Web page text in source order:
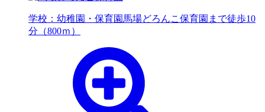
学校：幼稚園・保育園 馬場どろんこ保育園まで徒歩10
分（800ｍ）